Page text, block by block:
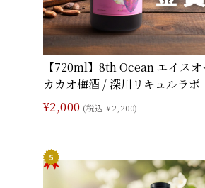
【720ml】8th Ocean エイス
カカオ梅酒 / 深川リキュルラボ
¥2,000 (税込 ¥2,200)